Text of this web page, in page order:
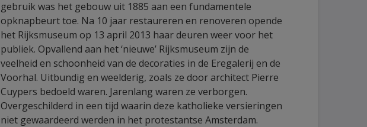
gebruik was het gebouw uit 1885 aan een fundamentele
opknapbeurt toe. Na 10 jaar restaureren en renoveren opende
het Rijksmuseum op 13 april 2013 haar deuren weer voor het
publiek. Opvallend aan het ‘nieuwe’ Rijksmuseum zijn de
veelheid en schoonheid van de decoraties in de Eregalerij en de
Voorhal. Uitbundig en weelderig, zoals ze door architect Pierre
Cuypers bedoeld waren. Jarenlang waren ze verborgen.
Overgeschilderd in een tijd waarin deze katholieke versieringen
niet gewaardeerd werden in het protestantse Amsterdam.